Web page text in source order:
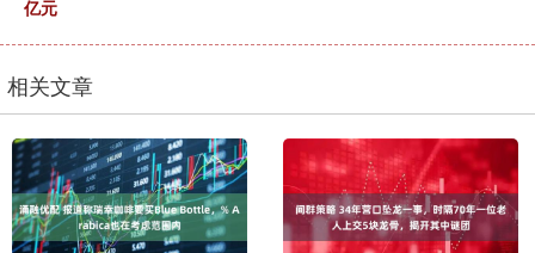
亿元
相关文章